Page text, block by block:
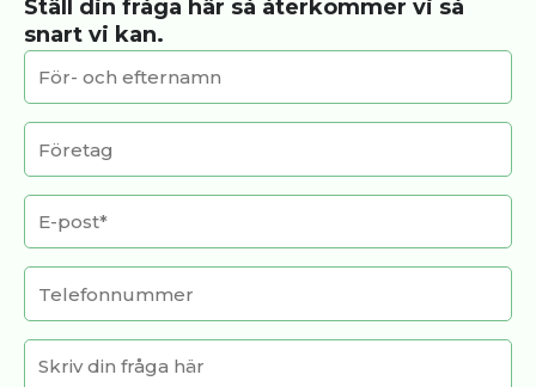
Ställ din fråga här så återkommer vi så
snart vi kan.